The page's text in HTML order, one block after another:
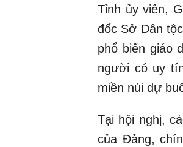
Tỉnh ủy viên,
đốc Sở Dân
phổ biến giáo
người có uy
miền núi dự
Tại hội nghị,
của Đảng,